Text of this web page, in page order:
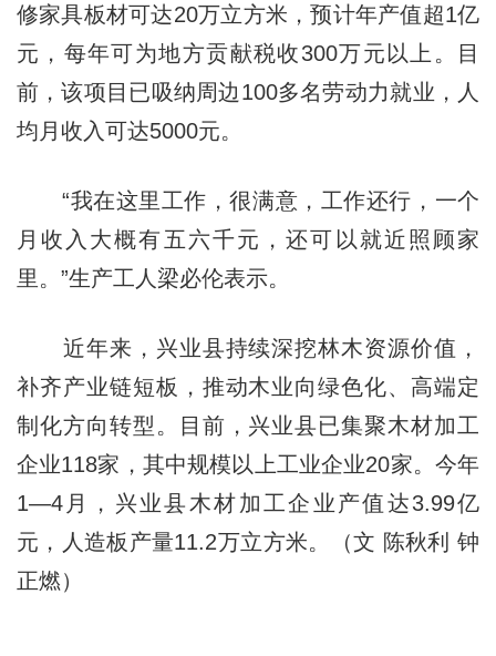
修家具板材可达20万立方米，预计年产值超1亿
元，每年可为地方贡献税收300万元以上。目
前，该项目已吸纳周边100多名劳动力就业，人
均月收入可达5000元。
“我在这里工作，很满意，工作还行，一个
月收入大概有五六千元，还可以就近照顾家
里。”生产工人梁必伦表示。
近年来，兴业县持续深挖林木资源价值，
补齐产业链短板，推动木业向绿色化、高端定
制化方向转型。目前，兴业县已集聚木材加工
企业118家，其中规模以上工业企业20家。今年
1—4月，兴业县木材加工企业产值达3.99亿
元，人造板产量11.2万立方米。（文 陈秋利 钟
正燃）